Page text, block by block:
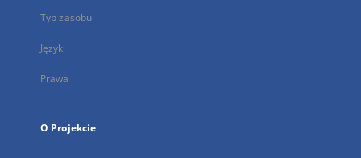
Typ zasobu
Język
Prawa
O Projekcie